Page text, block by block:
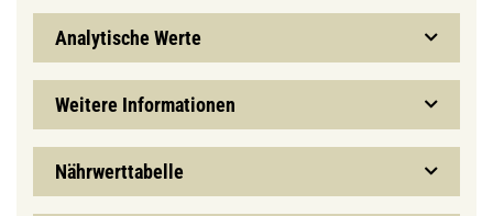
Analytische Werte
Weitere Informationen
Nährwerttabelle